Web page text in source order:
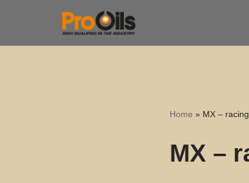
naar
Home » MX –
MX –